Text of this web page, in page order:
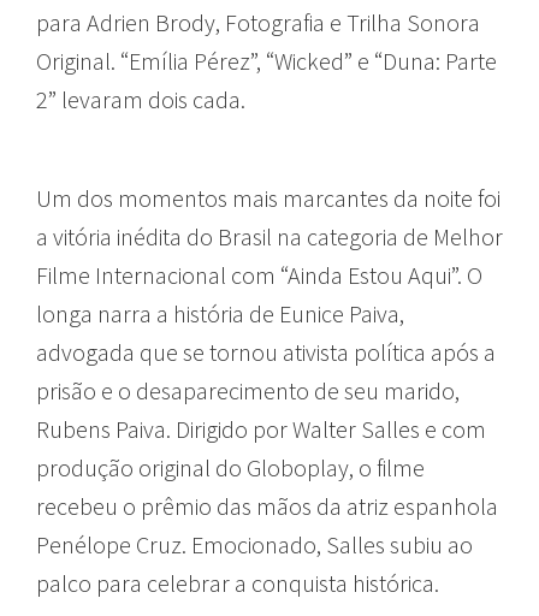
para Adrien Brody, Fotografia e Trilha Sonora
Original. “Emília Pérez”, “Wicked” e “Duna: Parte
2” levaram dois cada.
Um dos momentos mais marcantes da noite foi
a vitória inédita do Brasil na categoria de Melhor
Filme Internacional com “Ainda Estou Aqui”. O
longa narra a história de Eunice Paiva,
advogada que se tornou ativista política após a
prisão e o desaparecimento de seu marido,
Rubens Paiva. Dirigido por Walter Salles e com
produção original do Globoplay, o filme
recebeu o prêmio das mãos da atriz espanhola
Penélope Cruz. Emocionado, Salles subiu ao
palco para celebrar a conquista histórica.